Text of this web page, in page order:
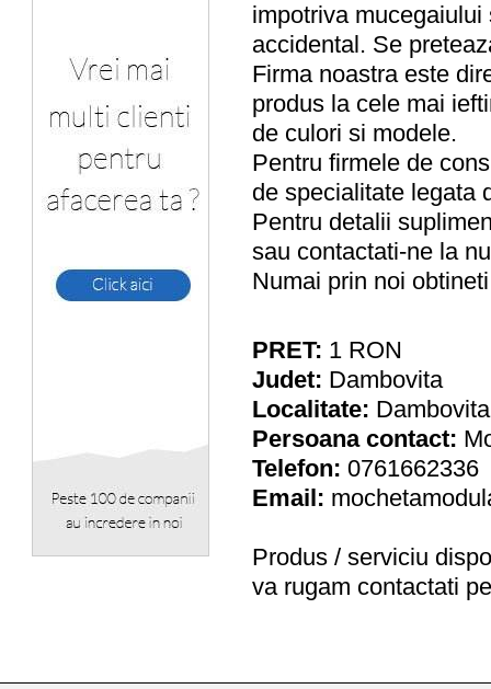
impotriva
accidental. Se
Firma noastra este
produs la cele mai
de culori si modele.
Pentru firmele de
de specialitate legata
Pentru detalii
sau contactati-ne la
Numai prin noi
PRET: 1 RON
Judet: Dambovita
Localitate: Dambovita
Persoana contact:
Telefon: 0761662336
Email:
Produs / serviciu
va rugam contactati